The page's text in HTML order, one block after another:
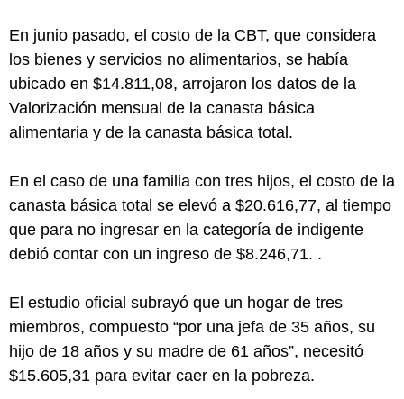
En junio pasado, el costo de la CBT, que considera
los bienes y servicios no alimentarios, se había
ubicado en $14.811,08, arrojaron los datos de la
Valorización mensual de la canasta básica
alimentaria y de la canasta básica total.
En el caso de una familia con tres hijos, el costo de la
canasta básica total se elevó a $20.616,77, al tiempo
que para no ingresar en la categoría de indigente
debió contar con un ingreso de $8.246,71. .
El estudio oficial subrayó que un hogar de tres
miembros, compuesto “por una jefa de 35 años, su
hijo de 18 años y su madre de 61 años”, necesitó
$15.605,31 para evitar caer en la pobreza.